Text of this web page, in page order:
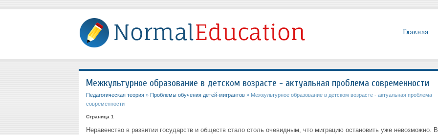
Главная
Межкультурное образование в детском возрасте - актуальная проблема современности
Педагогическая теория» Проблемы обучения детей-мигрантов» Межкультурное образование в детском возрасте - актуальная проблема
современности
Страница 1
Неравенство в развитии государств и обществ стало столь очевидным, что миграцию остановить уже невозможно. В